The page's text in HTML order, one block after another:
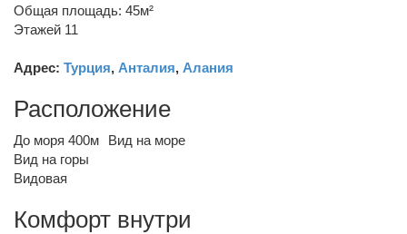
Общая площадь: 45м²
Этажей 11
Адрес: Турция, Анталия, Алания
Расположение
До моря 400м
Вид на море
Вид на горы
Видовая
Комфорт внутри